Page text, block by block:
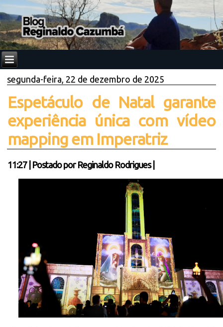
segunda-feira, 22 de dezembro de 2025
Espetáculo de Natal garante
experiência única com vídeo
mapping em Imperatriz
11:27| Postado por Reginaldo Rodrigues